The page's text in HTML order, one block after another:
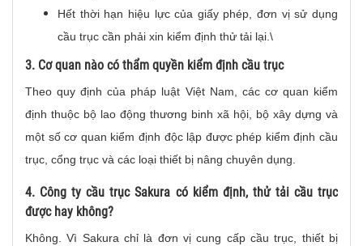
Hết thời hạn hiệu lực của giấy phép, đơn vị sử dụng
cầu trục cần phải xin kiểm định thử tải lại.\
3. Cơ quan nào có thẩm quyền kiểm định cầu trục
Theo quy định của pháp luật Việt Nam, các cơ quan kiểm
định thuộc bộ lao động thương binh xã hội, bộ xây dựng và
một số cơ quan kiểm định độc lập được phép kiểm định cầu
trục, cổng trục và các loại thiết bị nâng chuyên dụng.
4. Công ty cầu trục Sakura có kiểm định, thử tải cầu trục
được hay không?
Không. Vì Sakura chỉ là đơn vị cung cấp cầu trục, thiết bị